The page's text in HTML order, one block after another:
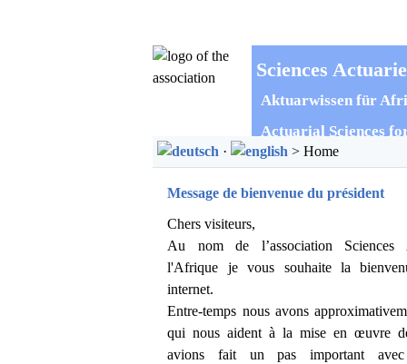
Sciences
Aktuarwissen für
Actuarial Sciences
· > Home
Message de bienvenue du président
Chers visiteurs,
Au nom de l’association Sciences
l'Afrique je vous souhaite la
internet.
Entre-temps nous avons
qui nous aident à la mise en œuvre
avions fait un pas important